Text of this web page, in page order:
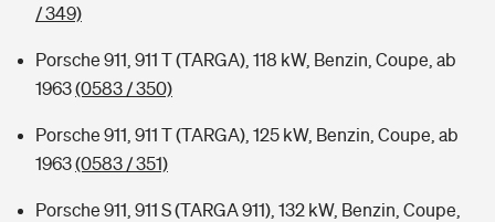
/ 349)
Porsche 911, 911 T (TARGA), 118 kW, Benzin, Coupe, ab
1963(0583 / 350)
Porsche 911, 911 T (TARGA), 125 kW, Benzin, Coupe, ab
1963(0583 / 351)
Porsche 911, 911 S (TARGA 911), 132 kW, Benzin, Coupe,